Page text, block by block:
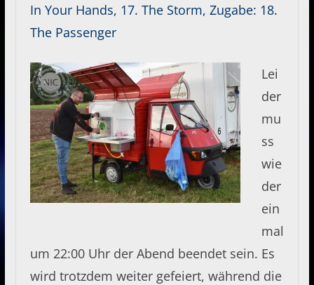
In Your Hands, 17. The Storm, Zugabe: 18.
The Passenger
Lei
der
mu
ss
wie
der
ein
mal
um 22:00 Uhr der Abend beendet sein. Es
wird trotzdem weiter gefeiert, während die